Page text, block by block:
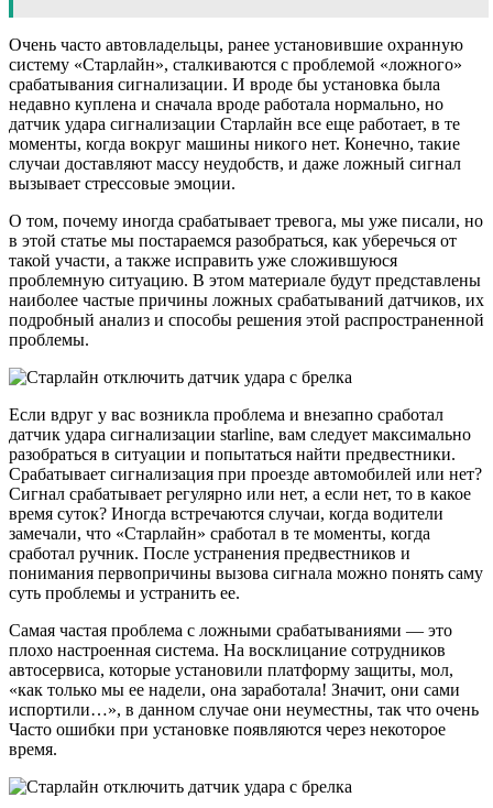
Очень часто автовладельцы, ранее установившие охранную
систему «Старлайн», сталкиваются с проблемой «ложного»
срабатывания сигнализации. И вроде бы установка была
недавно куплена и сначала вроде работала нормально, но
датчик удара сигнализации Старлайн все еще работает, в те
моменты, когда вокруг машины никого нет. Конечно, такие
случаи доставляют массу неудобств, и даже ложный сигнал
вызывает стрессовые эмоции.
О том, почему иногда срабатывает тревога, мы уже писали, но
в этой статье мы постараемся разобраться, как уберечься от
такой участи, а также исправить уже сложившуюся
проблемную ситуацию. В этом материале будут представлены
наиболее частые причины ложных срабатываний датчиков, их
подробный анализ и способы решения этой распространенной
проблемы.
Если вдруг у вас возникла проблема и внезапно сработал
датчик удара сигнализации starline, вам следует максимально
разобраться в ситуации и попытаться найти предвестники.
Срабатывает сигнализация при проезде автомобилей или нет?
Сигнал срабатывает регулярно или нет, а если нет, то в какое
время суток? Иногда встречаются случаи, когда водители
замечали, что «Старлайн» сработал в те моменты, когда
сработал ручник. После устранения предвестников и
понимания первопричины вызова сигнала можно понять саму
суть проблемы и устранить ее.
Самая частая проблема с ложными срабатываниями — это
плохо настроенная система. На восклицание сотрудников
автосервиса, которые установили платформу защиты, мол,
«как только мы ее надели, она заработала! Значит, они сами
испортили…», в данном случае они неуместны, так что очень
Часто ошибки при установке появляются через некоторое
время.